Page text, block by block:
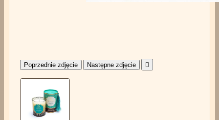
Poprzednie zdjęcie Następne zdjęcie 